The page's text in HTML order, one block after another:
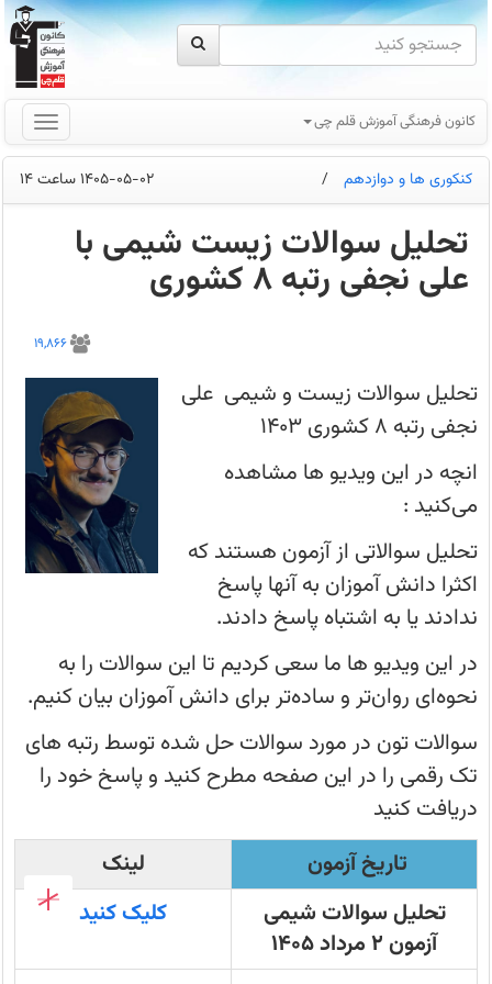
کانون فرهنگی آموزش قلم چی
کنکوری ها و دوازدهم / 1405-05-02 ساعت 14
تحلیل سوالات زیست شیمی با
علی نجفی رتبه 8 کشوری
شیمی
با
علی
نجفی
8
کشوری
1403
19,866
تحلیل سوالات زیست و شیمی علی
نجفی رتبه 8 کشوری 1403
انچه در این ویدیو ها مشاهده
می‌کنید :
تحلیل سوالاتی از آزمون هستند که
اکثرا دانش آموزان به آنها پاسخ
ندادند یا به اشتباه پاسخ دادند.
در این ویدیو ها ما سعی کردیم تا این سوالات را به
نحوه‌ای روان‌تر و ساده‌تر برای دانش آموزان بیان کنیم.
سوالات تون در مورد سوالات حل شده توسط رتبه های
تک رقمی را در این صفحه مطرح کنید و پاسخ خود را
دریافت کنید
تاریخ آزمون
لینک
تحلیل سوالات شیمی
آزمون 2 مرداد 1405
کلیک کنید
- نحوه درصد گیری - درصد گرفتن از تست
کانونی ها - دریافت کارنامه - کارنامه آزمون
سمپاد پس از دریافت اطلاعات از آموزش و پرورش
ورودی مدارس سمپاد و نمونه دولتی اوایل هفته
کنکور
کارنامه کنکور- تخمین رتبه بر اساس رتبه کنکور
کارنامه کنکور- تخمین رتبه بر اساس رشته و دانشگاه